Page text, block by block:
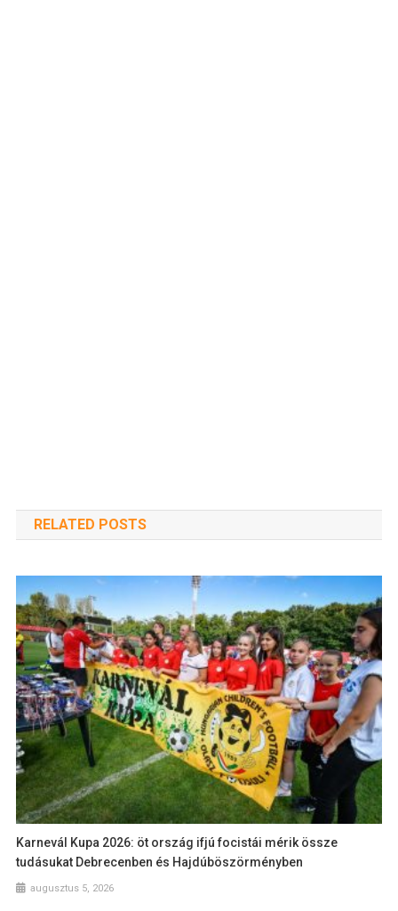
RELATED POSTS
Karnevál Kupa 2026: öt ország ifjú focistái mérik össze
tudásukat Debrecenben és Hajdúböszörményben
augusztus 5, 2026